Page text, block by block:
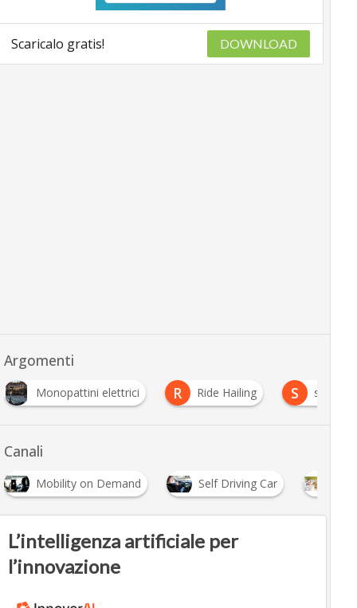
Scaricalo gratis! DOWNLOAD
Argomenti
Monopattini elettrici R Ride Hailing S spacex
Canali
Mobility on Demand Self Driving Car
L’intelligenza artificiale per
l’innovazione